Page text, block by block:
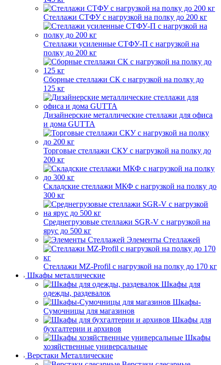
Стеллажи СТФУ с нагрузкой на полку до 200 кг
Стеллажи усиленные СТФУ-П с нагрузкой на
полку до 200 кг
Сборные стеллажи СК с нагрузкой на полку до
125 кг
Дизайнерские металлические стеллажи для офиса
и дома GUTTA
Торговые стеллажи СКУ с нагрузкой на полку до
200 кг
Складские стеллажи МКФ с нагрузкой на полку до
300 кг
Среднегрузовые стеллажи SGR-V с нагрузкой на
ярус до 500 кг
Элементы Стеллажей
Стеллажи MZ-Profil с нагрузкой на полку до 170 кг
Шкафы металлические
Шкафы для
одежды, раздевалок
Шкафы-
Сумочницы для магазинов
Шкафы для
бухгалтерии и архивов
Шкафы
хозяйственные универсальные
Верстаки Металлические